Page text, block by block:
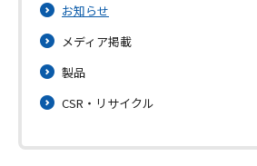
お知らせ
メディア掲載
製品
CSR・リサイクル